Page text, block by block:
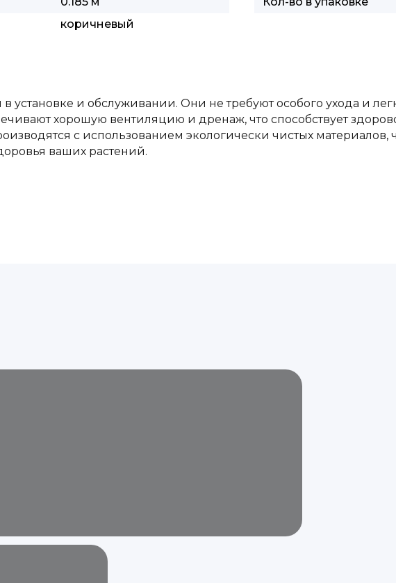
коричневый
установке и обслуживании. Они не требуют особого ухода и
хорошую вентиляцию и дренаж, что способствует
с использованием экологически чистых материалов,
ваших растений.